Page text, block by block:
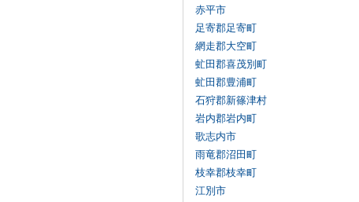
赤平市
足寄郡足寄町
網走郡大空町
虻田郡喜茂別町
虻田郡豊浦町
石狩郡新篠津村
岩内郡岩内町
歌志内市
雨竜郡沼田町
枝幸郡枝幸町
江別市